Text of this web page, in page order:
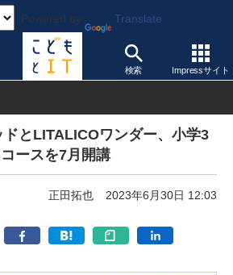
Powered by Translate
検索 Impressサイト
ス
とLITALICOワンダー、小学3
ースを7月開講
正田拓也 2023年6月30日 12:03